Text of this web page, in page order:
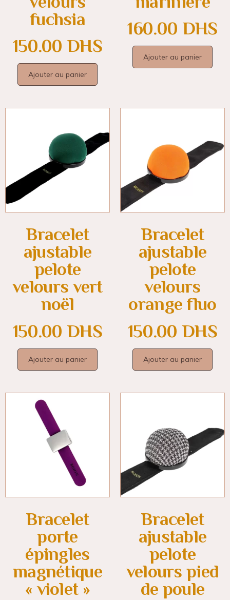
fuchsia
150.00 DHS
Ajouter au panier
160.00 DHS
Ajouter au panier
Bracelet
ajustable
pelote
velours vert
noël
150.00 DHS
Ajouter au panier
Bracelet
ajustable
pelote
velours
orange fluo
150.00 DHS
Ajouter au panier
Bracelet
porte
épingles
magnétique
« violet »
Bracelet
ajustable
pelote
velours pied
de poule